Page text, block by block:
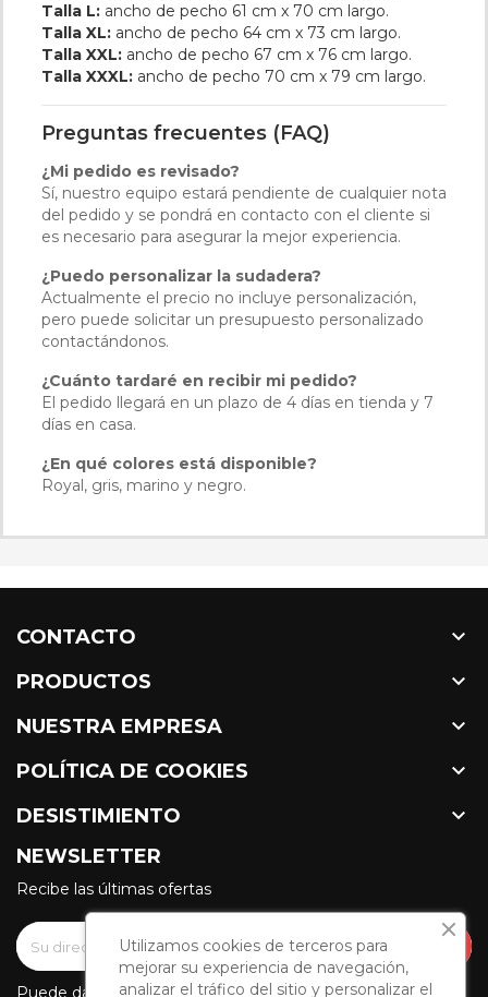
Talla L: ancho de pecho 61 cm x 70 cm largo.
Talla XL: ancho de pecho 64 cm x 73 cm largo.
Talla XXL: ancho de pecho 67 cm x 76 cm largo.
Talla XXXL: ancho de pecho 70 cm x 79 cm largo.
Preguntas frecuentes (FAQ)
¿Mi pedido es revisado?
Sí, nuestro equipo estará pendiente de cualquier nota
del pedido y se pondrá en contacto con el cliente si
es necesario para asegurar la mejor experiencia.
¿Puedo personalizar la sudadera?
Actualmente el precio no incluye personalización,
pero puede solicitar un presupuesto personalizado
contactándonos.
¿Cuánto tardaré en recibir mi pedido?
El pedido llegará en un plazo de 4 días en tienda y 7
días en casa.
¿En qué colores está disponible?
Royal, gris, marino y negro.
CONTACTO 
PRODUCTOS 
NUESTRA EMPRESA 
POLÍTICA DE COOKIES 
DESISTIMIENTO 
NEWSLETTER
Recibe las últimas ofertas
Puede darse de baja en cualquier momento. Para ello,
Utilizamos cookies de terceros para
mejorar su experiencia de navegación,
analizar el tráfico del sitio y personalizar el